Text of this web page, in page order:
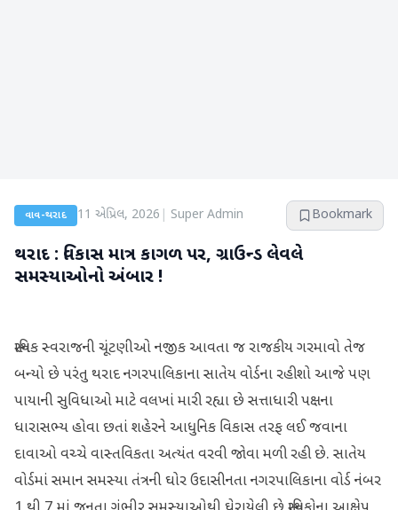
વાવ-થરાદ 11 એપ્રિલ, 2026 Super Admin Bookmark
થરાદ : વિકાસ માત્ર કાગળ પર, ગ્રાઉન્ડ લેવલે
સમસ્યાઓનો અંબાર !
સ્થાનિક સ્વરાજની ચૂંટણીઓ નજીક આવતા જ રાજકીય ગરમાવો તેજ
બન્યો છે પરંતુ થરાદ નગરપાલિકાના સાતેય વોર્ડના રહીશો આજે પણ
પાયાની સુવિધાઓ માટે વલખાં મારી રહ્યા છે સત્તાધારી પક્ષના
ધારાસભ્ય હોવા છતાં શહેરને આધુનિક વિકાસ તરફ લઈ જવાના
દાવાઓ વચ્ચે વાસ્તવિકતા અત્યંત વરવી જોવા મળી રહી છે. સાતેય
વોર્ડમાં સમાન સમસ્યા તંત્રની ઘોર ઉદાસીનતા નગરપાલિકાના વોર્ડ નંબર